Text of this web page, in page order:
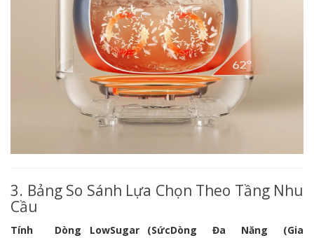
3. Bảng So Sánh Lựa Chọn Theo Tầng Nhu
Cầu
Tính
Dòng LowSugar (SứcDòng Đa Năng (Gia